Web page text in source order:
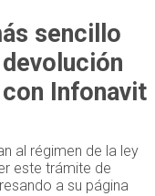
sencillo
Infonavit
al régimen de la ley
este trámite de
a su página